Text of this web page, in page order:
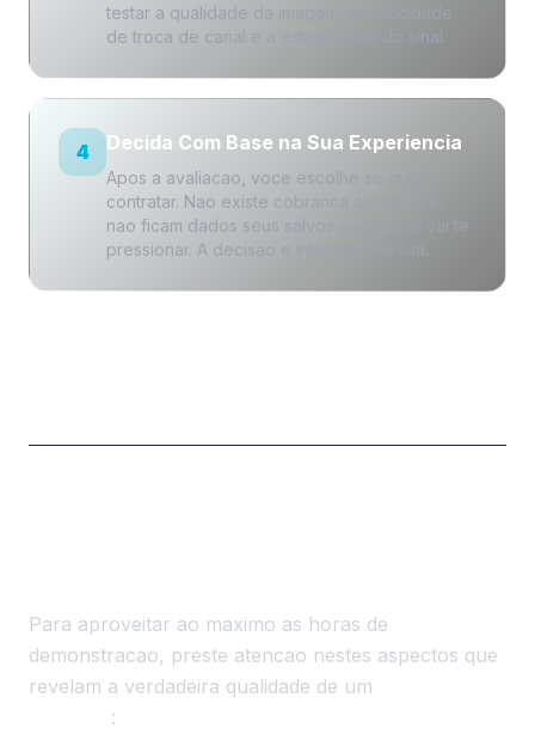
testar a qualidade da imagem, a velocidade
de troca de canal e a estabilidade do sinal.
4 Decida Com Base na Sua Experiencia
Apos a avaliacao, voce escolhe se quer
contratar. Nao existe cobranca automatica,
nao ficam dados seus salvos e ninguem vai te
pressionar. A decisao e inteiramente sua.
Para aproveitar ao maximo as horas de
demonstracao, preste atencao nestes aspectos que
revelam a verdadeira qualidade de um
: